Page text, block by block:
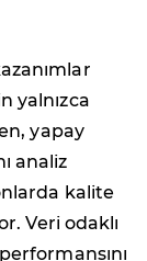
yalnızca
yapay
analiz
kalite
Veri odaklı